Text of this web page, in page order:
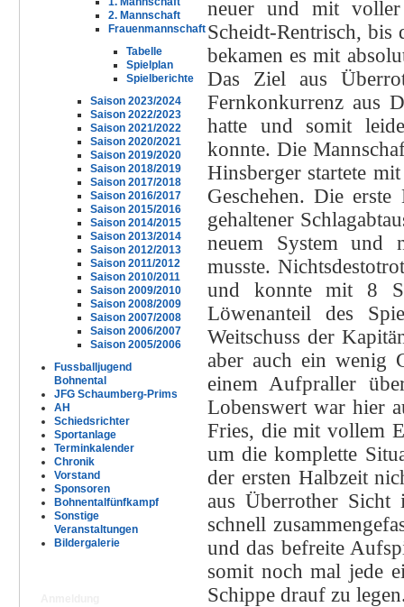
2. Mannschaft
Frauenmannschaft
Tabelle
Spielplan
Spielberichte
Saison 2023/2024
Saison 2022/2023
Saison 2021/2022
Saison 2020/2021
Saison 2019/2020
Saison 2018/2019
Saison 2017/2018
Saison 2016/2017
Saison 2015/2016
Saison 2014/2015
Saison 2013/2014
Saison 2012/2013
Saison 2011/2012
Saison 2010/2011
Saison 2009/2010
Saison 2008/2009
Saison 2007/2008
Saison 2006/2007
Saison 2005/2006
Fussballjugend
Bohnental
JFG Schaumberg-Prims
AH
Schiedsrichter
Sportanlage
Terminkalender
Chronik
Vorstand
Sponsoren
Bohnentalfünfkampf
Sonstige
Veranstaltungen
Bildergalerie
neuer und mit voller
Scheidt-Rentrisch, bis
bekamen es mit
Das Ziel aus
Fernkonkurrenz aus
hatte und somit
konnte. Die
Hinsberger startete
Geschehen. Die
gehaltener
neuem System und
musste.
und konnte mit 8
Löwenanteil des
Weitschuss der
aber auch ein wenig
einem Aufpraller
Lobenswert war hier
Fries, die mit vollem
um die komplette
der ersten Halbzeit
aus Überrother Sicht
schnell
und das befreite
somit noch mal jede
Schippe drauf zu